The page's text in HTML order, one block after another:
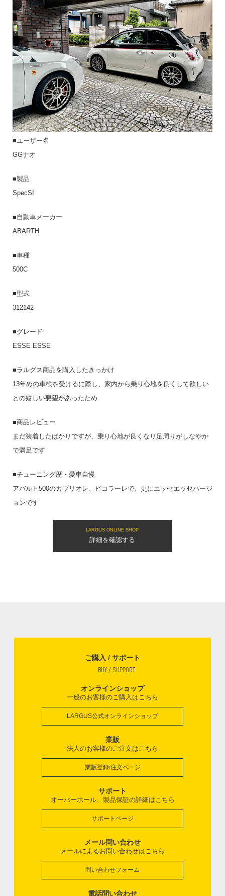
■ユーザー名
GGナオ
■製品
SpecSI
■自動車メーカー
ABARTH
■車種
500C
■型式
312142
■グレード
ESSE ESSE
■ラルグス商品を購入したきっかけ
13年めの車検を受けるに際し、家内から乗り心地を良くして欲しい
との嬉しい要望があったため
■商品レビュー
まだ装着したばかりですが、乗り心地が良くなり足周りがしなやか
で満足です
■チューニング歴・愛車自慢
アバルト500のカブリオレ、ビコラーレで、更にエッセエッセバージ
ョンです
LARGUS ONLINE SHOP
詳細を確認する
ご購入 / サポート
BUY / SUPPORT
オンラインショップ
一般のお客様のご購入はこちら
LARGUS公式オンラインショップ
業販
法人のお客様のご注文はこちら
業販登録/注文ページ
サポート
オーバーホール、製品保証の詳細はこちら
サポートページ
メール問い合わせ
メールによるお問い合わせはこちら
問い合わせフォーム
電話問い合わせ